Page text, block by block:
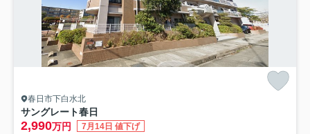
春日市下白水北
サングレート春日
2,990万円 7月14日 値下げ